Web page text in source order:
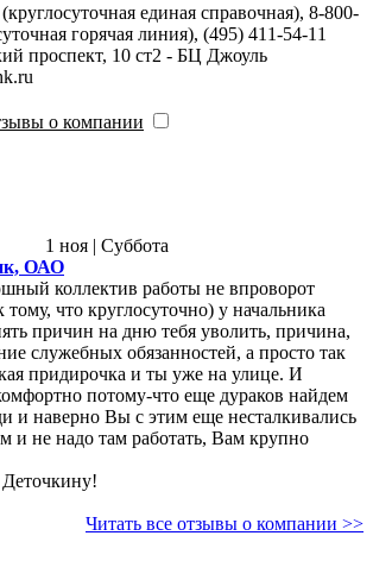
единая справочная), 8-800-
горячая линия), (495) 411-54-11
проспект, 10 ст2 - БЦ Джоуль
о компании
1 ноя | Суббота
ОАО
коллектив работы не впроворот
у начальника
причин на дню тебя уволить, причина,
служебных обязанностей, а просто так
придирочка и ты уже на улице. И
потому-что еще дураков найдем
и наверно Вы с этим еще несталкивались
и не надо там работать, Вам крупно
Читать все отзывы о компании >>